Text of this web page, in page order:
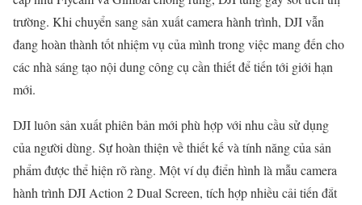
trường. Khi chuyển sang sản xuất camera hành trình, DJI vẫn
đang hoàn thành tốt nhiệm vụ của mình trong việc mang đến cho
các nhà sáng tạo nội dung công cụ cần thiết để tiến tới giới hạn
mới.
DJI luôn sản xuất phiên bản mới phù hợp với nhu cầu sử dụng
của người dùng. Sự hoàn thiện về thiết kế và tính năng của sản
phẩm được thể hiện rõ ràng. Một ví dụ điển hình là mẫu camera
hành trình DJI Action 2 Dual Screen, tích hợp nhiều cải tiến đắt